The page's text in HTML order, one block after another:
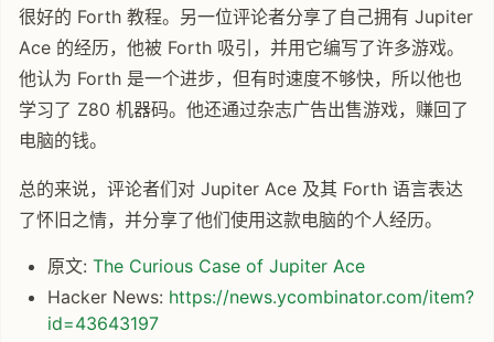
很好的 Forth 教程。另一位评论者分享了自己拥有 Jupiter
Ace 的经历，他被 Forth 吸引，并用它编写了许多游戏。
他认为 Forth 是一个进步，但有时速度不够快，所以他也
学习了 Z80 机器码。他还通过杂志广告出售游戏，赚回了
电脑的钱。
总的来说，评论者们对 Jupiter Ace 及其 Forth 语言表达
了怀旧之情，并分享了他们使用这款电脑的个人经历。
原文: The Curious Case of Jupiter Ace
Hacker News: https://news.ycombinator.com/item?
id=43643197